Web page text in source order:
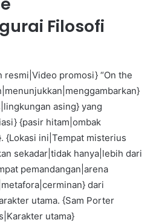
Filosofi
promosi} “On the
asing} yang
{pasir hitam|ombak
{Lokasi ini|Tempat misterius
sekadar|tidak hanya|lebih dari
pemandangan|arena
dari
utama. {Sam Porter
utama}